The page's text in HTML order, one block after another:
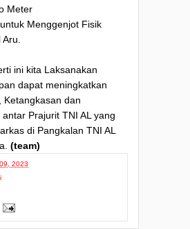
Meter
Menggenjot Fisik
ini kita Laksanakan
dapat meningkatkan
Ketangkasan dan
Prajurit TNI AL yang
di Pangkalan TNI AL
(team)
2023